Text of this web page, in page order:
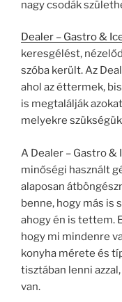
nagy csodák
Dealer – Gastro &
keresgélést,
szóba került. Az
ahol az éttermek,
is megtalálják
melyekre
A Dealer – Gastro &
minőségi használt
alaposan
benne, hogy más is
ahogy én is tettem.
hogy mi mindenre
konyha mérete és
tisztában lenni
van.